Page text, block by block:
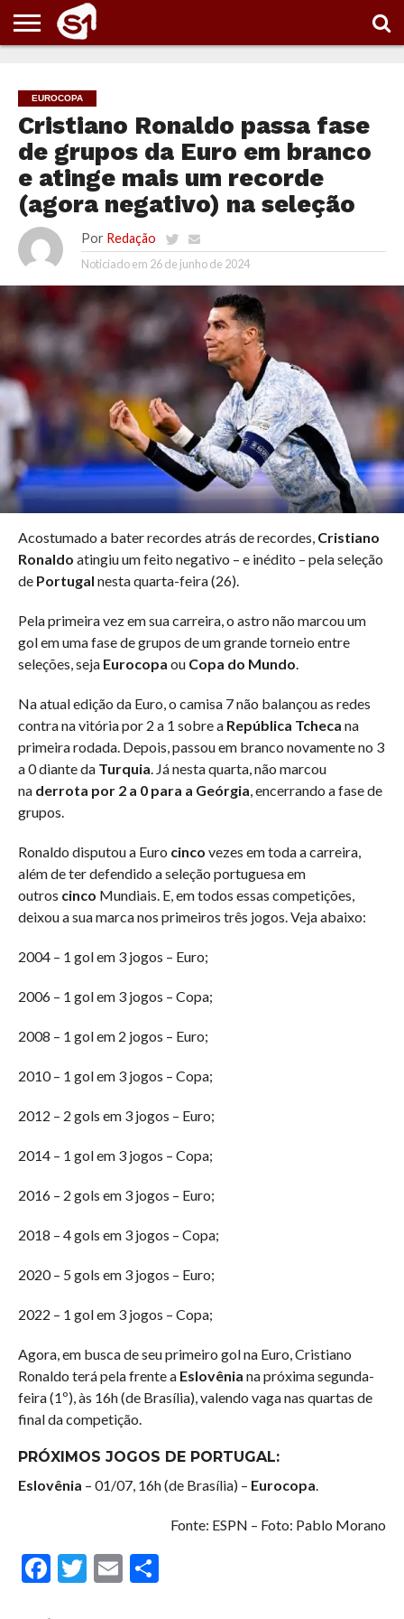
EUROCOPA
Cristiano Ronaldo passa fase
de grupos da Euro em branco
e atinge mais um recorde
(agora negativo) na seleção
Por Redação
Noticiado em 26 de junho de 2024
Acostumado a bater recordes atrás de recordes, Cristiano
Ronaldo atingiu um feito negativo – e inédito – pela seleção
de Portugal nesta quarta-feira (26).
Pela primeira vez em sua carreira, o astro não marcou um
gol em uma fase de grupos de um grande torneio entre
seleções, seja Eurocopa ou Copa do Mundo.
Na atual edição da Euro, o camisa 7 não balançou as redes
contra na vitória por 2 a 1 sobre a República Tcheca na
primeira rodada. Depois, passou em branco novamente no 3
a 0 diante da Turquia. Já nesta quarta, não marcou
na derrota por 2 a 0 para a Geórgia, encerrando a fase de
grupos.
Ronaldo disputou a Euro cinco vezes em toda a carreira,
além de ter defendido a seleção portuguesa em
outros cinco Mundiais. E, em todos essas competições,
deixou a sua marca nos primeiros três jogos. Veja abaixo:
2004 – 1 gol em 3 jogos – Euro;
2006 – 1 gol em 3 jogos – Copa;
2008 – 1 gol em 2 jogos – Euro;
2010 – 1 gol em 3 jogos – Copa;
2012 – 2 gols em 3 jogos – Euro;
2014 – 1 gol em 3 jogos – Copa;
2016 – 2 gols em 3 jogos – Euro;
2018 – 4 gols em 3 jogos – Copa;
2020 – 5 gols em 3 jogos – Euro;
2022 – 1 gol em 3 jogos – Copa;
Agora, em busca de seu primeiro gol na Euro, Cristiano
Ronaldo terá pela frente a Eslovênia na próxima segunda-
feira (1º), às 16h (de Brasília), valendo vaga nas quartas de
final da competição.
PRÓXIMOS JOGOS DE PORTUGAL:
Eslovênia – 01/07, 16h (de Brasília) – Eurocopa.
Fonte: ESPN – Foto: Pablo Morano
Facebook
Twitter
EmailCompartilhar